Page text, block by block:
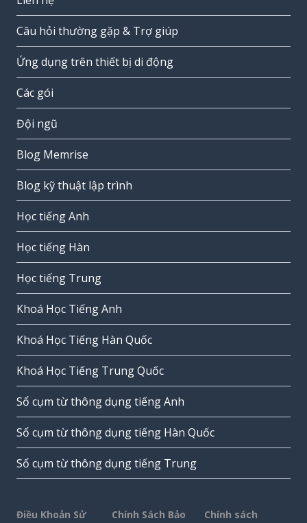
Câu hỏi thường gặp & Trợ giúp
Ứng dụng trên thiết bị di động
Các gói
Đội ngũ
Blog Memrise
Blog kỹ thuật lập trình
Học tiếng Anh
Học tiếng Hàn
Học tiếng Trung
Khoá Học Tiếng Anh
Khoá Học Tiếng Hàn Quốc
Khoá Học Tiếng Trung Quốc
Sổ cụm từ thông dụng tiếng Anh
Sổ cụm từ thông dụng tiếng Hàn Quốc
Sổ cụm từ thông dụng tiếng Trung
Điều Khoản Sử Chính Sách Bảo Chính sách